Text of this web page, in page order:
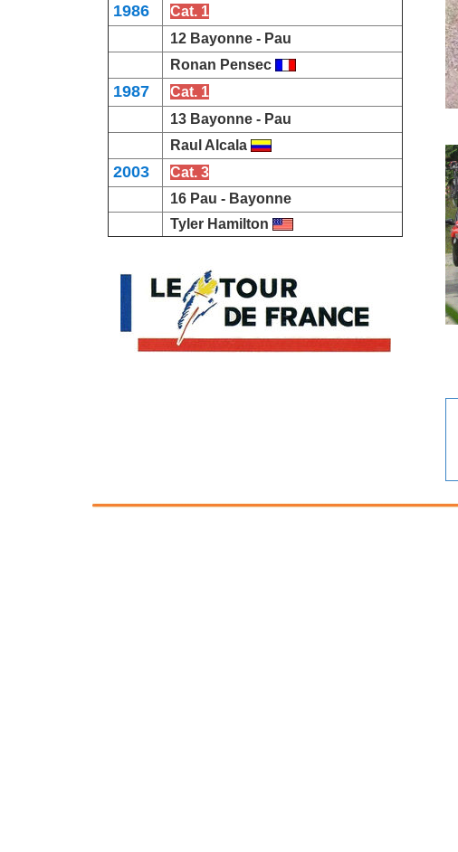
1986
Cat. 1
12 Bayonne - Pau
Ronan Pensec
1987
Cat. 1
13 Bayonne - Pau
Raul Alcala
2003
Cat. 3
16 Pau - Bayonne
Tyler Hamilton